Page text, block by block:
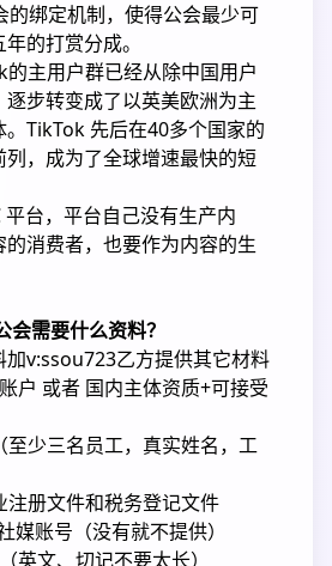
的绑定机制，使得公会最少可
的打赏分成。
主用户群已经从除中国用户
步转变成了以英美欧洲为主
TikTok 先后在40多个国家的
列，成为了全球增速最快的短
台，平台自己没有生产内
消费者，也要作为内容的生
需要什么资料？
加v:ssou723乙方提供其它材料
户 或者 国内主体资质+可接受
至少三名员工，真实姓名，工
注册文件和税务登记文件
媒账号（没有就不提供）
文、切记不要太长）